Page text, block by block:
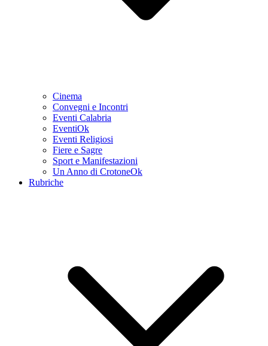
Cinema
Convegni e Incontri
Eventi Calabria
EventiOk
Eventi Religiosi
Fiere e Sagre
Sport e Manifestazioni
Un Anno di CrotoneOk
Rubriche